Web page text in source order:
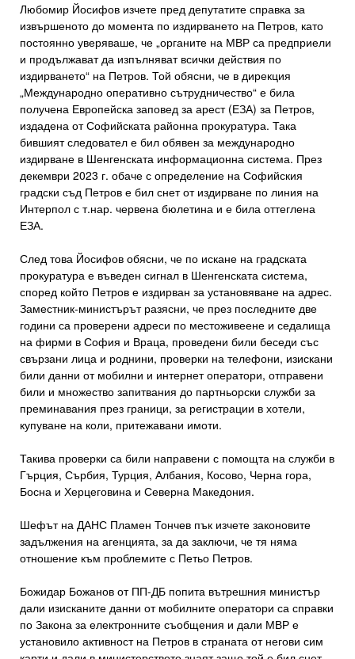
Любомир Йосифов изчете пред депутатите справка за
извършеното до момента по издирването на Петров, като
постоянно уверяваше, че „органите на МВР са предприели
и продължават да изпълняват всички действия по
издирването“ на Петров. Той обясни, че в дирекция
„Международно оперативно сътрудничество“ е била
получена Европейска заповед за арест (ЕЗА) за Петров,
издадена от Софийската районна прокуратура. Така
бившият следовател е бил обявен за международно
издирване в Шенгенската информационна система. През
декември 2023 г. обаче с определение на Софийския
градски съд Петров е бил снет от издирване по линия на
Интерпол с т.нар. червена бюлетина и е била оттеглена
ЕЗА.
След това Йосифов обясни, че по искане на градската
прокуратура е въведен сигнал в Шенгенската система,
според който Петров е издирван за установяване на адрес.
Заместник-министърът разясни, че през последните две
години са проверени адреси по местоживеене и седалища
на фирми в София и Враца, проведени били беседи със
свързани лица и роднини, проверки на телефони, изискани
били данни от мобилни и интернет оператори, отправени
били и множество запитвания до партньорски служби за
преминавания през граници, за регистрации в хотели,
купуване на коли, притежавани имоти.
Такива проверки са били направени с помощта на служби в
Гърция, Сърбия, Турция, Албания, Косово, Черна гора,
Босна и Херцеговина и Северна Македония.
Шефът на ДАНС Пламен Тончев пък изчете законовите
задължения на агенцията, за да заключи, че тя няма
отношение към проблемите с Петьо Петров.
Божидар Божанов от ПП-ДБ попита вътрешния министър
дали изисканите данни от мобилните оператори са справки
по Закона за електронните съобщения и дали МВР е
установило активност на Петров в страната от негови сим